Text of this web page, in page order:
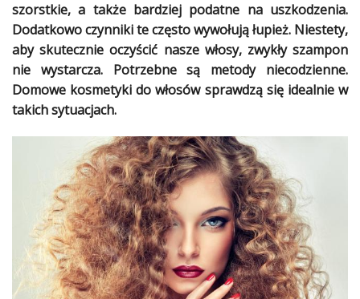
Kobiece
Wyznania
Wnętrza
Fitness
Ślub
Zakupy
Kultura
szorstkie, a także bardziej podatne na uszkodzenia.
Dodatkowo czynniki te często wywołują łupież. Niestety,
aby skutecznie oczyścić nasze włosy, zwykły szampon
nie wystarcza. Potrzebne są metody niecodzienne.
Domowe kosmetyki dowłosówsprawdzą się idealnie w
takich sytuacjach.